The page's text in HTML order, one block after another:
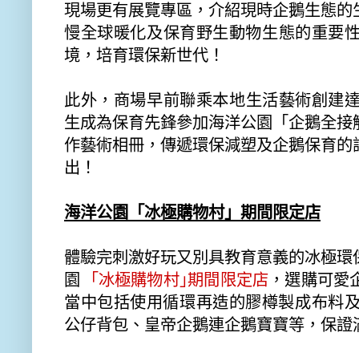
現場更有展覽專區，介紹現時企鵝生態的
慢全球暖化及保育野生動物生態的重要
境，培育環保新世代！
此外，商場早前聯乘本地生活藝術創建
生成為保育先鋒參加海洋公園「 企鵝全接
作藝術相冊， 傳遞環保減塑及企鵝保育的
出！
海洋公園「冰極購物村」期間限定店
體驗完刺激好玩又別具教育意義的冰極環
園
｢冰極購物村｣期間限定店 ， 選購可愛
當中包括使用循環再造的膠樽製成布料
公仔背包、皇帝企鵝連企鵝寶寶等， 保證